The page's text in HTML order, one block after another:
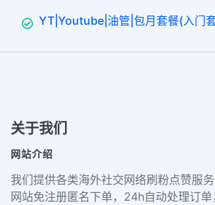
YT|Youtube|油管|包月套餐(入门
关于我们
网站介绍
我们提供各类海外社交网络刷粉点赞服务
网站免注册匿名下单，24h自动处理订